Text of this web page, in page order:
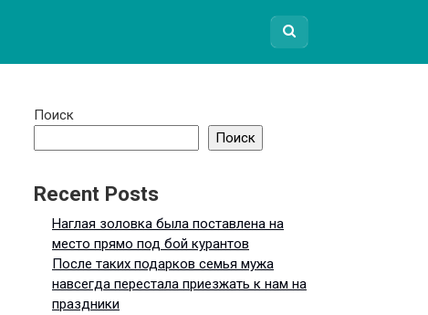
Поиск
Поиск
Recent Posts
Наглая золовка была поставлена на
место прямо под бой курантов
После таких подарков семья мужа
навсегда перестала приезжать к нам на
праздники